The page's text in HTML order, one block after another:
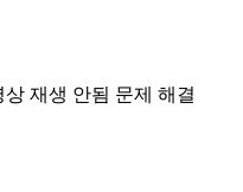
재생 안됨 문제 해결